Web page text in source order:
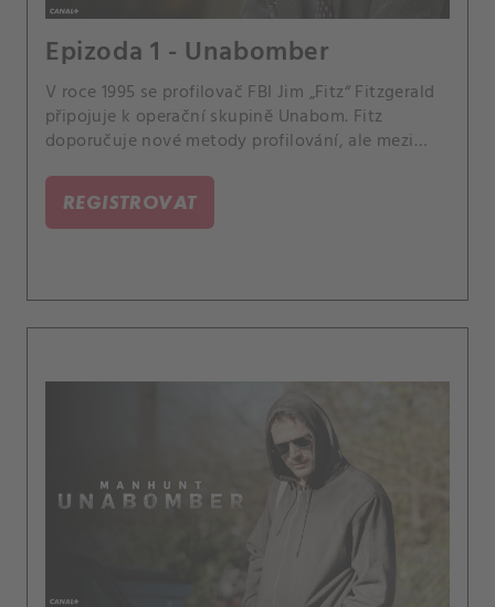
Epizoda 1 - Unabomber
V roce 1995 se profilovač FBI Jim „Fitz“ Fitzgerald
připojuje k operační skupině Unabom. Fitz
doporučuje nové metody profilování, ale mezi
REGISTROVAT